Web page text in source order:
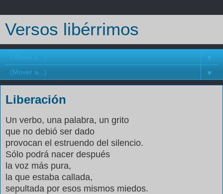
Versos libérrimos
▼
▼
Liberación
Un verbo, una palabra, un grito
que no debió ser dado
provocan el estruendo del silencio.
Sólo podrá nacer después
la voz más pura,
la que estaba callada,
sepultada por esos mismos miedos.